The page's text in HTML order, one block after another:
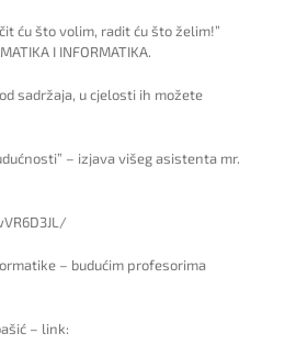
ću što volim, radit ću što želim!”
I INFORMATIKA.
sadržaja, u cjelosti ih možete
– izjava višeg asistenta mr.
– budućim profesorima
– link: